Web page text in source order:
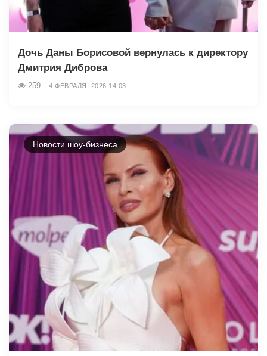
Дочь Даны Борисовой вернулась к директору
Дмитрия Диброва
259 4 ФЕВРАЛЯ, 2026 14:03
Новости шоу-бизнеса